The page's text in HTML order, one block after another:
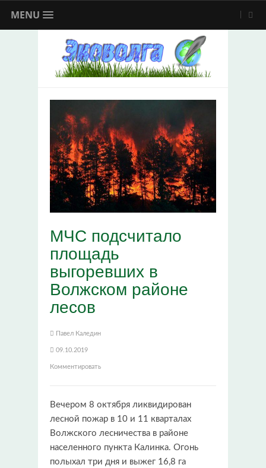
MENU
МЧС подсчитало
площадь
выгоревших в
Волжском районе
лесов
Павел Каледин
09.10.2019
Комментировать
Вечером 8 октября ликвидирован
лесной пожар в 10 и 11 кварталах
Волжского лесничества в районе
населенного пункта Калинка. Огонь
полыхал три дня и выжег 16,8 га